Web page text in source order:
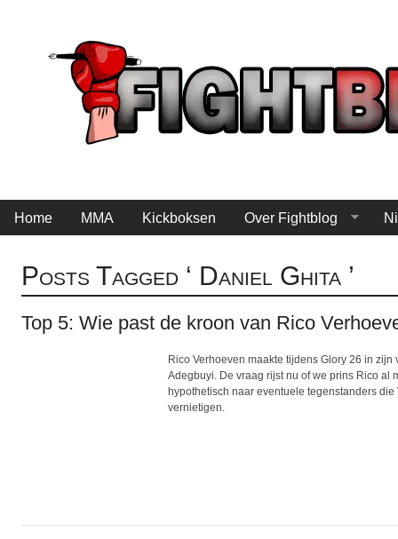
Home MMA Kickboksen Over Fightblog
Posts Tagged ‘ Daniel Ghita ’
Top 5: Wie past de kroon van Rico
Rico Verhoeven maakte tijdens Glory 26 in
Adegbuyi. De vraag rijst nu of we prins Rico al
hypothetisch naar eventuele tegenstanders
vernietigen.